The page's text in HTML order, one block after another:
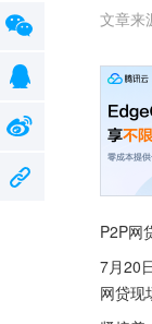
文章来
P2P网
7月20
网贷现